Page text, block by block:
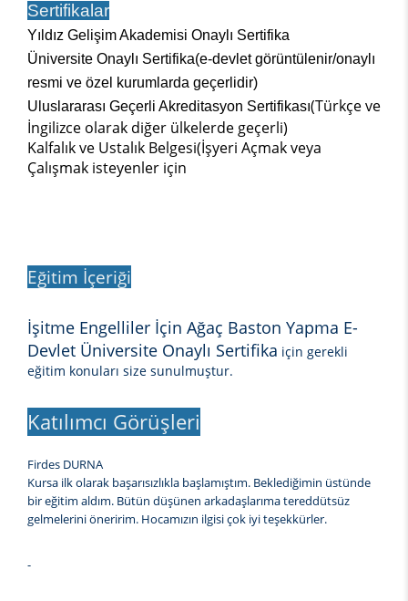
Sertifikalar
Yıldız Gelişim Akademisi Onaylı Sertifika
Üniversite Onaylı Sertifika(e-devlet görüntülenir/onaylı
resmi ve özel kurumlarda geçerlidir)
Uluslararası Geçerli Akreditasyon Sertifikası(Türkçe ve
İngilizce olarak diğer ülkelerde geçerli)
Kalfalık ve Ustalık Belgesi(İşyeri Açmak veya
Çalışmak isteyenler için
Eğitim İçeriği
İşitme Engelliler İçin Ağaç Baston Yapma E-
Devlet Üniversite Onaylı Sertifika için gerekli
eğitim konuları size sunulmuştur.
Katılımcı Görüşleri
Firdes DURNA
Kursa ilk olarak başarısızlıkla başlamıştım. Beklediğimin üstünde
bir eğitim aldım. Bütün düşünen arkadaşlarıma tereddütsüz
gelmelerini öneririm. Hocamızın ilgisi çok iyi teşekkürler.
-